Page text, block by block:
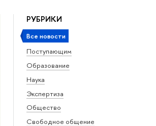
РУБРИКИ
Все новости
Поступающим
Образование
Наука
Экспертиза
Общество
Свободное общение